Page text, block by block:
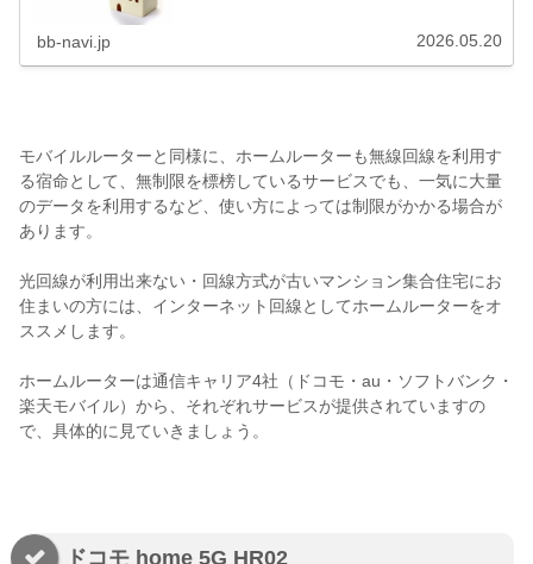
bb-navi.jp 2026.05.20
モバイルルーターと同様に、ホームルーターも無線回線を利用す
る宿命として、無制限を標榜しているサービスでも、一気に大量
のデータを利用するなど、使い方によっては制限がかかる場合が
あります。
光回線が利用出来ない・回線方式が古いマンション集合住宅にお
住まいの方には、インターネット回線としてホームルーターをオ
ススメします。
ホームルーターは通信キャリア4社（ドコモ・au・ソフトバンク・
楽天モバイル）から、それぞれサービスが提供されていますの
で、具体的に見ていきましょう。
ドコモ home 5G HR02